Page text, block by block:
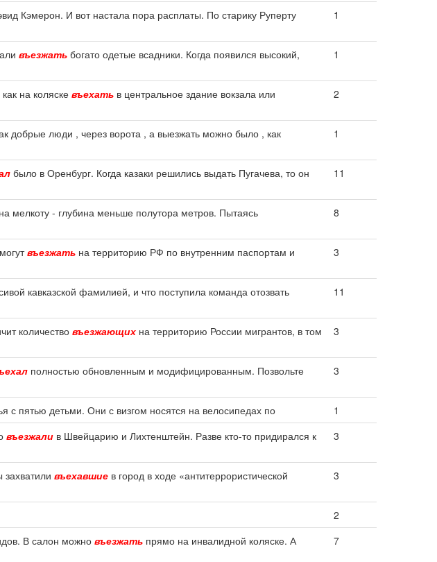
Кэмерон. И вот настала пора расплаты. По старику Руперту
1
въезжать богато одетые всадники. Когда появился высокий,
1
на коляске въехать в центральное здание вокзала или
2
добрые люди , через ворота , а выезжать можно было , как
1
было в Оренбург. Когда казаки решились выдать Пугачева, то он
11
на мелкоту - глубина меньше полутора метров. Пытаясь
8
въезжать на территорию РФ по внутренним паспортам и
3
кавказской фамилией, и что поступила команда отозвать
11
количество въезжающих на территорию России мигрантов, в том
3
полностью обновленным и модифицированным. Позвольте
3
с пятью детьми. Они с визгом носятся на велосипедах по
1
въезжали в Швейцарию и Лихтенштейн. Разве кто-то придирался к
3
захватили въехавшие в город в ходе «антитеррористической
3
2
В салон можно въезжать прямо на инвалидной коляске. А
7